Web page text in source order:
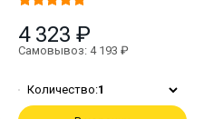
4 323 ₽
Самовывоз: 4 193 ₽
Количество:1